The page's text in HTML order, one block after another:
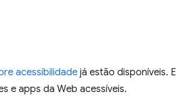
acessibilidade já estão disponíveis.
e apps da Web acessíveis.